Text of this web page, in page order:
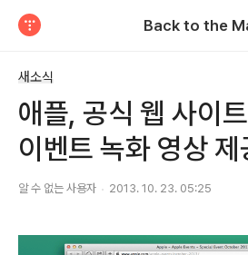
Back to the
새소식
애플, 공식 웹 사이
이벤트 녹화 영상 제
알 수 없는 사용자 2013. 10. 23. 05:25